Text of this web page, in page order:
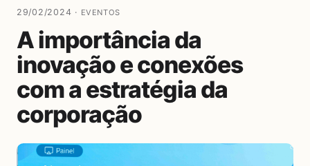
29/02/2024 · EVENTOS
A importância da
inovação e conexões
com a estratégia da
corporação